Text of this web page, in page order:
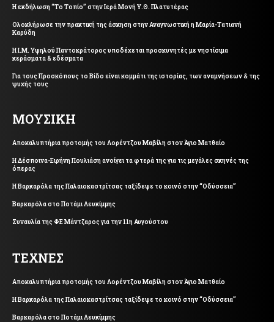
Η εκδήλωση “Το Τοπίο” στην Ιερά Μονή Υ.Θ. Πλατυτέρας
Ολοκλήρωσε την πρακτική της άσκηση στην Αναγνωστική η Μαρία-Τατιανή
Καρύδη
Η Ι.Μ. Υψηλού Παντοκράτορος υποδέχεται προσκυνητές με νηστίσιμα
κεράσματα & εδέσματα
Για τους Προσκόπους το Βίδο είναι κομμάτι της ιστορίας, των αναμνήσεων & της
ψυχής τους
ΜΟΥΣΙΚΗ
Αποκαλυπτήρια προτομής του Λορέντζου Μαβίλη στον Άγιο Ματθαίο
Η Δέσποινα-Ειρήνη Πουλιάση ανοίγει τα φτερά της για τις μεγάλες σκηνές της
όπερας
Η Βαρκαρόλα της Παλαιοκαστρίτσας ταξίδεψε το κοινό στην “Οδύσσεια”
Βαρκαρόλα στο Ποτάμι Λευκίμμης
Συναυλία της ΦΕ Μάντζαρος για την 11η Αυγούστου
ΤΕΧΝΕΣ
Αποκαλυπτήρια προτομής του Λορέντζου Μαβίλη στον Άγιο Ματθαίο
Η Βαρκαρόλα της Παλαιοκαστρίτσας ταξίδεψε το κοινό στην “Οδύσσεια”
Βαρκαρόλα στο Ποτάμι Λευκίμμης